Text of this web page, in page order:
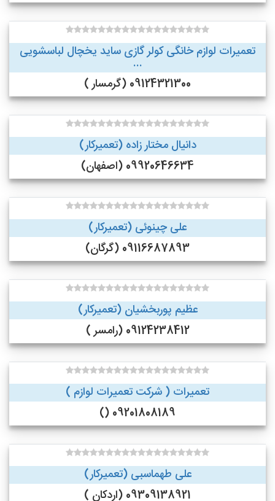
تعمیرات لوازم خانگی کولر گازی ساید یخچال لباسشویی
...
09124321300 (گرمسار )
دانیال مختار زاده (تعمیرکار)
09920646634 (اصفهان)
علی چینوئی (تعمیرکار)
09116687893 (گرگان)
عظیم پوربخشیان (تعمیرکار)
09124238412 (رامسر )
تعمیرات ( شرکت تعمیرات لوازم )
09201808189 ()
علی طهماسبی (تعمیرکار)
09309138921 (اردکان )